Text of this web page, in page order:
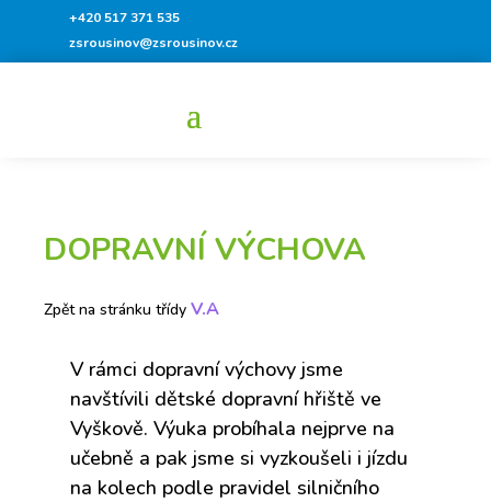
+420 517 371 535
zsrousinov@zsrousinov.cz
DOPRAVNÍ VÝCHOVA
Zpět na stránku třídy V.A
V rámci dopravní výchovy jsme
navštívili dětské dopravní hřiště ve
Vyškově. Výuka probíhala nejprve na
učebně a pak jsme si vyzkoušeli i jízdu
na kolech podle pravidel silničního